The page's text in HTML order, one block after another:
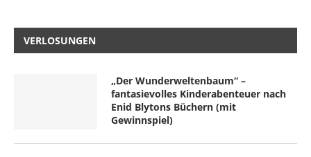
VERLOSUNGEN
„Der Wunderweltenbaum“ –
fantasievolles Kinderabenteuer nach
Enid Blytons Büchern (mit
Gewinnspiel)